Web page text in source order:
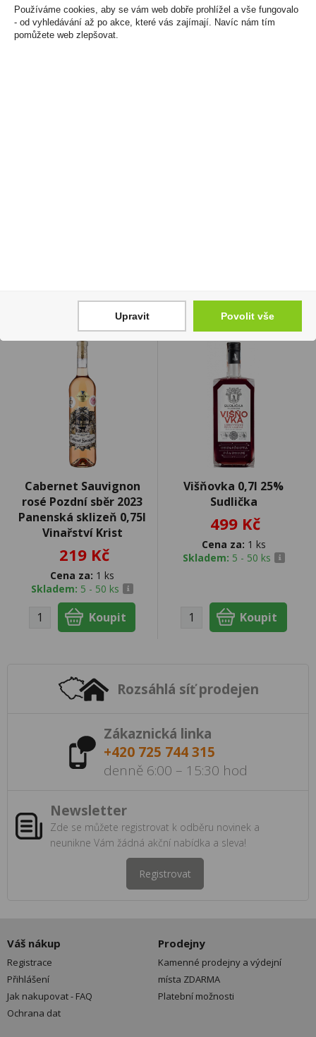
Cabernet Sauvignon
rosé Pozdní sběr 2023
Panenská sklizeň 0,75l
Vinařství Krist
219 Kč
Cena za: 1 ks
Skladem: 5 - 50 ks
Višňovka 0,7l 25%
Sudlička
499 Kč
Cena za: 1 ks
Skladem: 5 - 50 ks
Rozsáhlá síť prodejen
Zákaznická linka
+420 725 744 315
denně 6:00 – 15:30 hod
Newsletter
Zde se můžete registrovat k odběru novinek a
neunikne Vám žádná akční nabídka a sleva!
Registrovat
Váš nákup
Registrace
Přihlášení
Jak nakupovat - FAQ
Ochrana dat
Prodejny
Kamenné prodejny a výdejní
místa ZDARMA
Platební možnosti
Používáme cookies, aby se vám web dobře prohlížel a vše fungovalo
- od vyhledávání až po akce, které vás zajímají. Navíc nám tím
pomůžete web zlepšovat.
Upravit Povolit vše